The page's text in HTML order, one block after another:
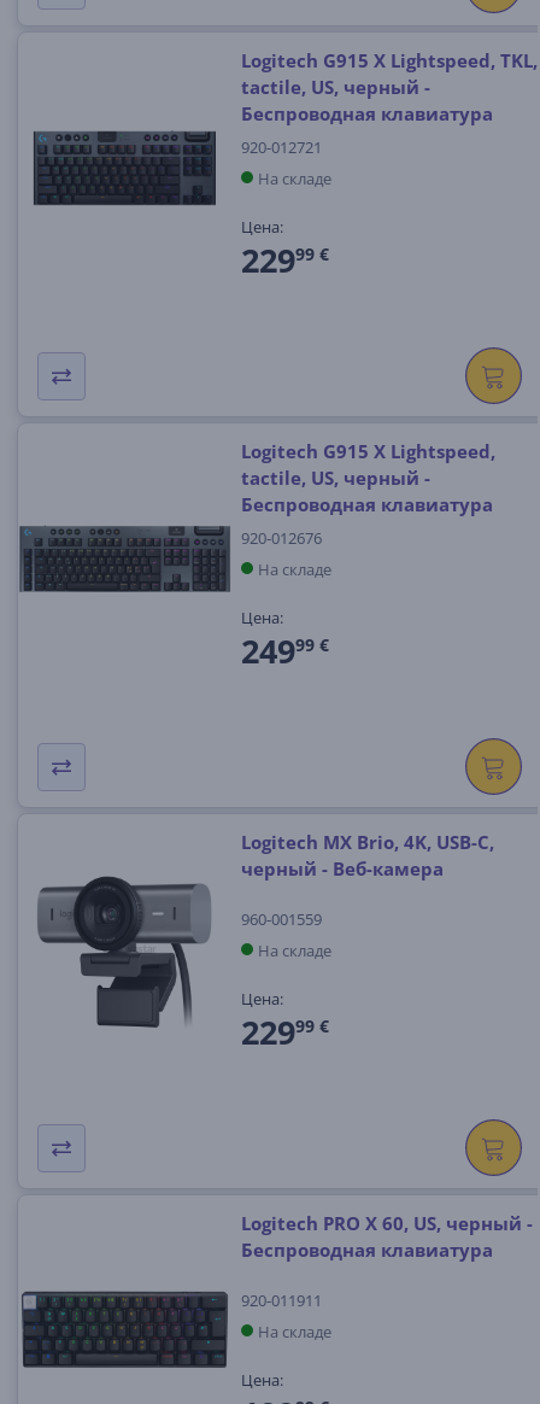
Logitech G915 X Lightspeed, TKL,
tactile, US, черный -
Беспроводная клавиатура
920-012721
На складе
Цена:
22999 €
Logitech G915 X Lightspeed,
tactile, US, черный -
Беспроводная клавиатура
920-012676
На складе
Цена:
24999 €
Logitech MX Brio, 4K, USB-C,
черный - Веб-камера
960-001559
На складе
Цена:
22999 €
Logitech PRO X 60, US, черный -
Беспроводная клавиатура
920-011911
На складе
Цена: